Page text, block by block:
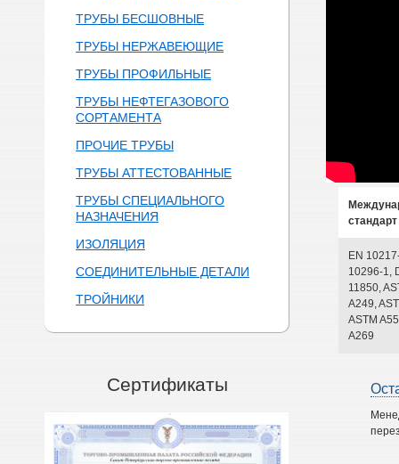
ТРУБЫ БЕСШОВНЫЕ
ТРУБЫ НЕРЖАВЕЮЩИЕ
ТРУБЫ ПРОФИЛЬНЫЕ
ТРУБЫ НЕФТЕГАЗОВОГО
СОРТАМЕНТА
ПРОЧИЕ ТРУБЫ
ТРУБЫ АТТЕСТОВАННЫЕ
ТРУБЫ СПЕЦИАЛЬНОГО
НАЗНАЧЕНИЯ
ИЗОЛЯЦИЯ
СОЕДИНИТЕЛЬНЫЕ ДЕТАЛИ
ТРОЙНИКИ
Сертификаты
стандарт
EN
10296-1,
11850,
A249,
ASTM
A269